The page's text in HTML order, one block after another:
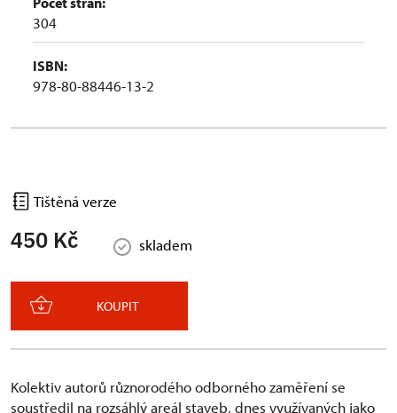
304
ISBN:
978-80-88446-13-2
Tištěná verze
450 Kč skladem
KOUPIT
Kolektiv autorů různorodého odborného zaměření se
soustředil na rozsáhlý areál staveb, dnes využívaných jako